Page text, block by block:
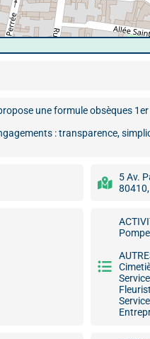
une formule obsèques 1er
: transparence,
5 Av.